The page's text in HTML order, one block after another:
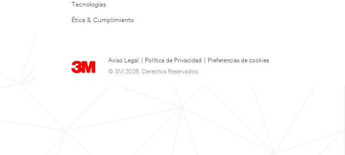
Tecnologías
Ética & Cumplimiento
Aviso Legal Política de Privacidad
Preferencias de cookies
© 3M 2026. Derechos Reservados.